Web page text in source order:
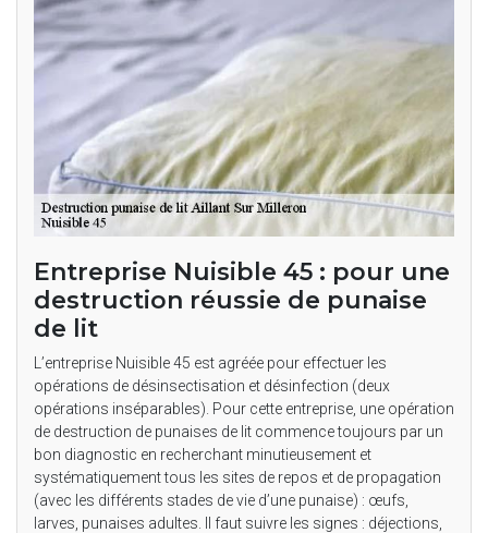
Entreprise Nuisible 45 : pour une
destruction réussie de punaise
de lit
L’entreprise Nuisible 45 est agréée pour effectuer les
opérations de désinsectisation et désinfection (deux
opérations inséparables). Pour cette entreprise, une opération
de destruction de punaises de lit commence toujours par un
bon diagnostic en recherchant minutieusement et
systématiquement tous les sites de repos et de propagation
(avec les différents stades de vie d’une punaise) : œufs,
larves, punaises adultes. Il faut suivre les signes : déjections,